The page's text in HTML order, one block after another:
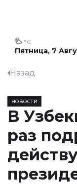
Пятница, 7
°C
Назад
НОВОСТИ
В
раз